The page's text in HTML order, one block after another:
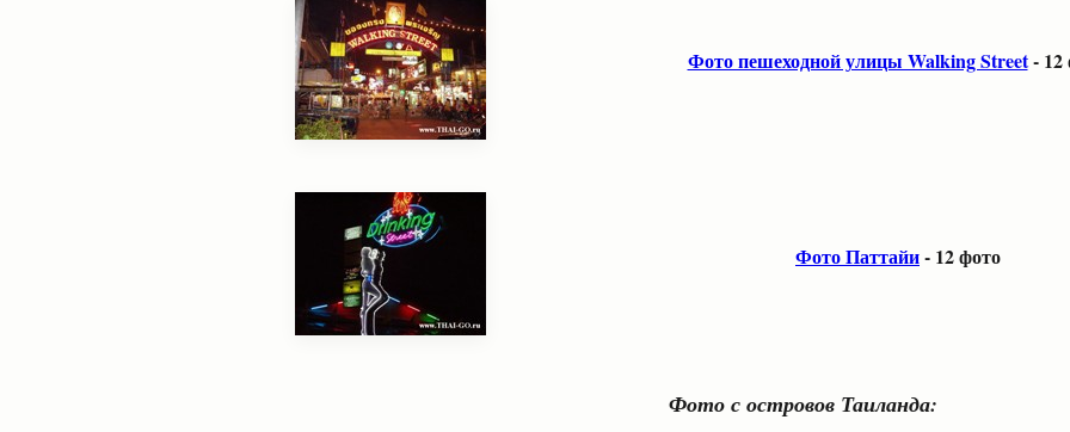
Фото пешеходной улицы Walking Street- 12
Фото Паттайи- 12 фото
Фото с островов Таиланда: